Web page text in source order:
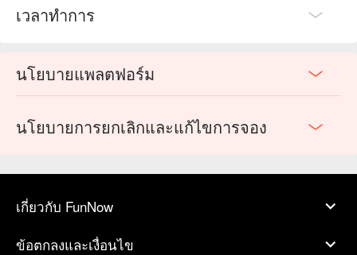
เวลาทำการ
นโยบายแพลตฟอร์ม
นโยบายการยกเลิกและแก้ไขการจอง
เกี่ยวกับ FunNow
ข้อตกลงและเงื่อนไข